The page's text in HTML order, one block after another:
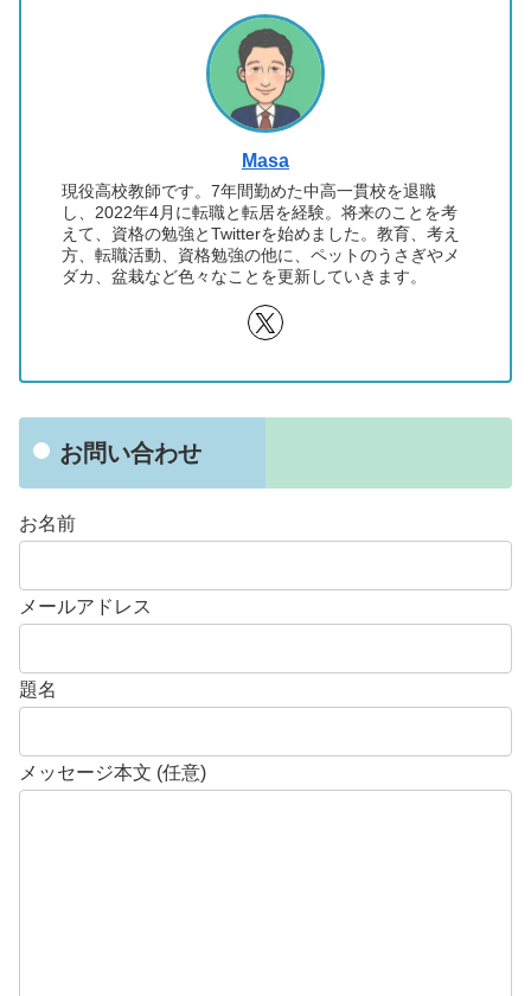
Masa
現役高校教師です。7年間勤めた中高一貫校を退職
し、2022年4月に転職と転居を経験。将来のことを考
えて、資格の勉強とTwitterを始めました。教育、考え
方、転職活動、資格勉強の他に、ペットのうさぎやメ
ダカ、盆栽など色々なことを更新していきます。
お問い合わせ
お名前
メールアドレス
題名
メッセージ本文 (任意)